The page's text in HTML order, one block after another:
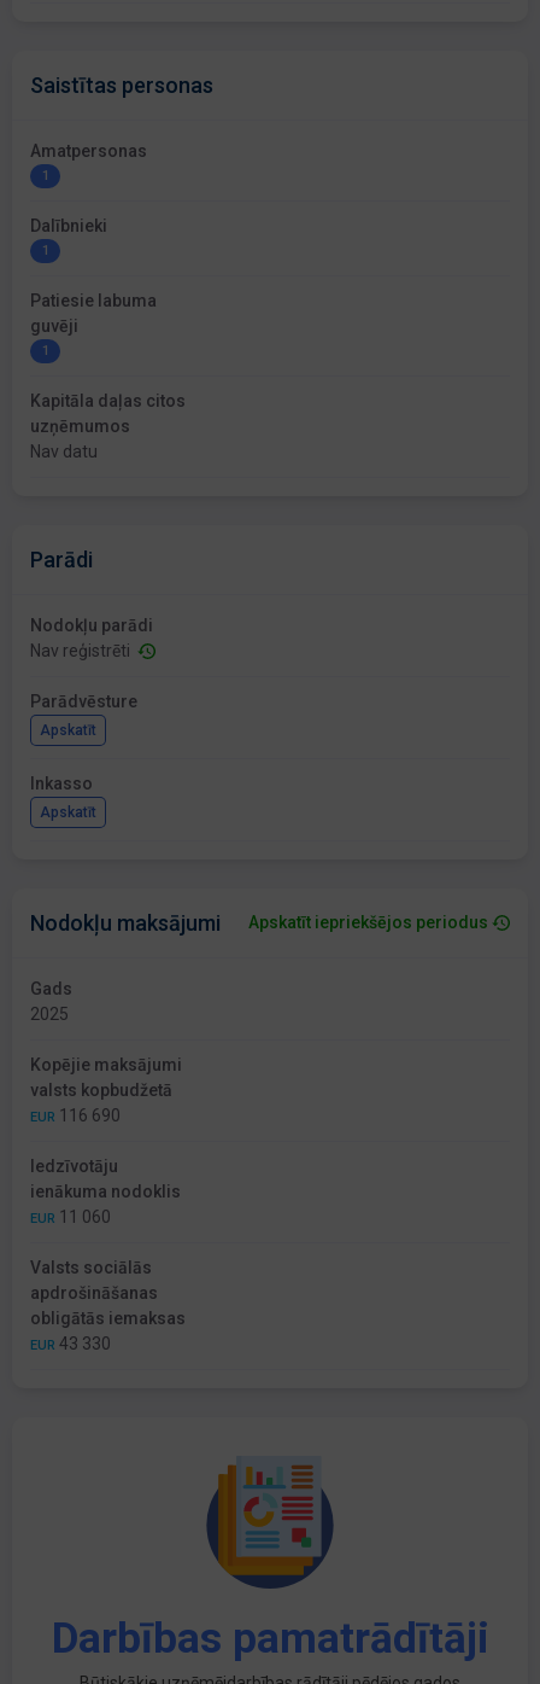
Saistītas personas
Amatpersonas
1
Dalībnieki
1
Patiesie labuma
guvēji
1
Kapitāla daļas citos
uzņēmumos
Nav datu
Parādi
Nodokļu parādi
Nav reģistrēti
Parādvēsture
Apskatīt
Inkasso
Apskatīt
Nodokļu maksājumi Apskatīt iepriekšējos periodus
Gads
2025
Kopējie maksājumi
valsts kopbudžetā
EUR 116 690
Iedzīvotāju
ienākuma nodoklis
EUR 11 060
Valsts sociālās
apdrošināšanas
obligātās iemaksas
EUR 43 330
Darbības pamatrādītāji